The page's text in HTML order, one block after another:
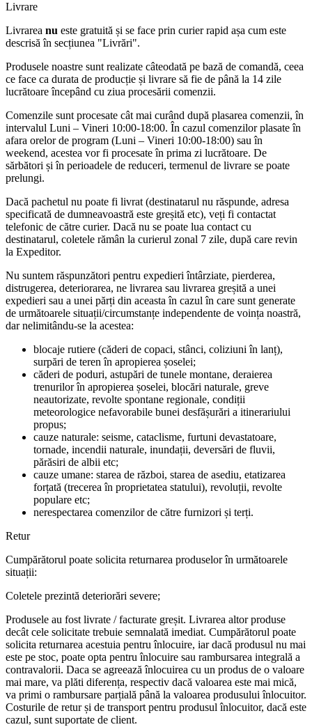
Livrare
Livrarea nu este gratuită și se face prin curier rapid așa cum este
descrisă în secțiunea "Livrări".
Produsele noastre sunt realizate câteodată pe bază de comandă, ceea
ce face ca durata de producție și livrare să fie de până la 14 zile
lucrătoare începând cu ziua procesării comenzii.
Comenzile sunt procesate cât mai curând după plasarea comenzii, în
intervalul Luni – Vineri 10:00-18:00. În cazul comenzilor plasate în
afara orelor de program (Luni – Vineri 10:00-18:00) sau în
weekend, acestea vor fi procesate în prima zi lucrătoare. De
sărbători și în perioadele de reduceri, termenul de livrare se poate
prelungi.
Dacă pachetul nu poate fi livrat (destinatarul nu răspunde, adresa
specificată de dumneavoastră este greșită etc), veți fi contactat
telefonic de către curier. Dacă nu se poate lua contact cu
destinatarul, coletele rămân la curierul zonal 7 zile, după care revin
la Expeditor.
Nu suntem răspunzători pentru expedieri întârziate, pierderea,
distrugerea, deteriorarea, ne livrarea sau livrarea greșită a unei
expedieri sau a unei părți din aceasta în cazul în care sunt generate
de următoarele situații/circumstanțe independente de voința noastră,
dar nelimitându-se la acestea:
blocaje rutiere (căderi de copaci, stânci, coliziuni în lanț),
surpări de teren în apropierea șoselei;
căderi de poduri, astupări de tunele montane, deraierea
trenurilor în apropierea șoselei, blocări naturale, greve
neautorizate, revolte spontane regionale, condiții
meteorologice nefavorabile bunei desfășurări a itinerariului
propus;
cauze naturale: seisme, cataclisme, furtuni devastatoare,
tornade, incendii naturale, inundații, deversări de fluvii,
părăsiri de albii etc;
cauze umane: starea de război, starea de asediu, etatizarea
forțată (trecerea în proprietatea statului), revoluții, revolte
populare etc;
nerespectarea comenzilor de către furnizori și terți.
Retur
Cumpărătorul poate solicita returnarea produselor în următoarele
situații:
Coletele prezintă deteriorări severe;
Produsele au fost livrate / facturate greșit. Livrarea altor produse
decât cele solicitate trebuie semnalată imediat. Cumpărătorul poate
solicita returnarea acestuia pentru înlocuire, iar dacă produsul nu mai
este pe stoc, poate opta pentru înlocuire sau rambursarea integrală a
contravalorii. Daca se agreează înlocuirea cu un produs de o valoare
mai mare, va plăti diferența, respectiv dacă valoarea este mai mică,
va primi o rambursare parțială până la valoarea produsului înlocuitor.
Costurile de retur și de transport pentru produsul înlocuitor, dacă este
cazul, sunt suportate de client.